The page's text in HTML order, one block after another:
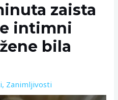
zaista
intimni
bila
, Zanimljivosti